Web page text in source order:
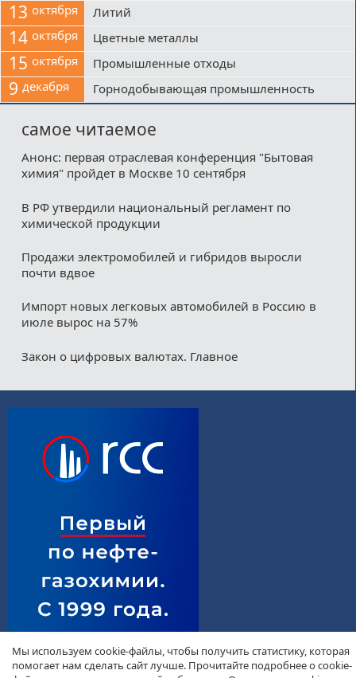
13 октября Литий
14 октября Цветные металлы
15 октября Промышленные отходы
9 декабря Горнодобывающая промышленность
самое читаемое
Анонс: первая отраслевая конференция "Бытовая
химия" пройдет в Москве 10 сентября
В РФ утвердили национальный регламент по
химической продукции
Продажи электромобилей и гибридов выросли
почти вдвое
Импорт новых легковых автомобилей в Россию в
июле вырос на 57%
Закон о цифровых валютах. Главное
Мы используем cookie-файлы, чтобы получить статистику, которая
помогает нам сделать сайт лучше. Прочитайте подробнее о cookie-